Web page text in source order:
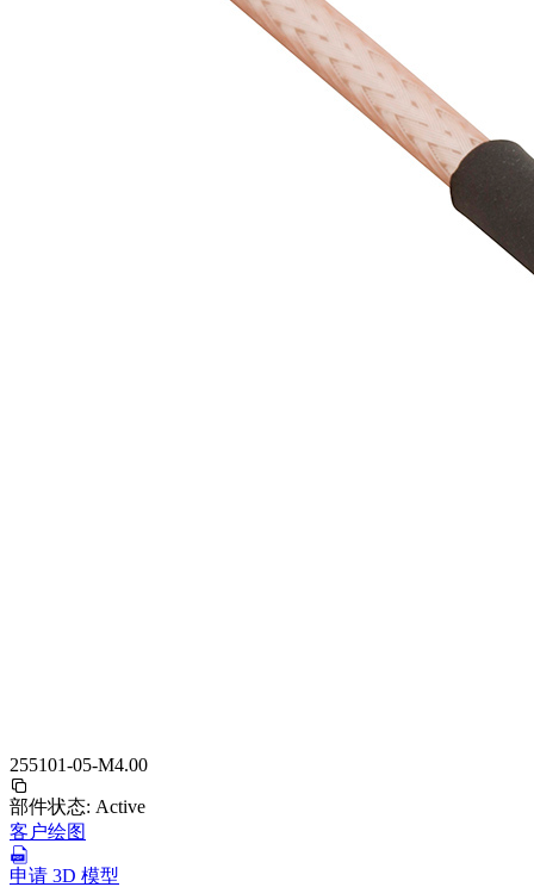
255101-05-M4.00
部件状态: Active
客户绘图
申请 3D 模型